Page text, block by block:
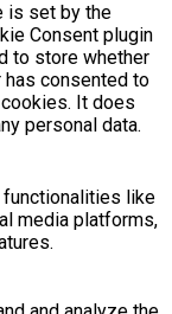
is set by the
Consent plugin
to store whether
has consented to
It does
personal data.
functionalities like
media platforms,